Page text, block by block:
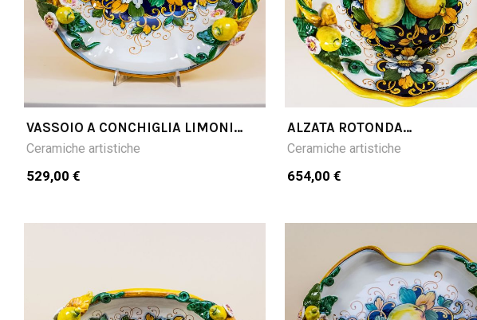
VASSOIO A CONCHIGLIA LIMONI
FONDO BLU
Ceramiche artistiche
529,00 €
ALZATA ROTONDA
SMERLATALIMONI FONDO BLU
Ceramiche artistiche
654,00 €